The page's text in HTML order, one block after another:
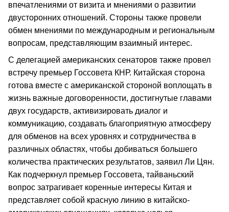
впечатлениями от визита и мнениями о развитии
двусторонних отношений. Стороны также провели
обмен мнениями по международным и региональным
вопросам, представляющим взаимный интерес.
С делегацией американских сенаторов также провел
встречу премьер Госсовета КНР. Китайская сторона
готова вместе с американской стороной воплощать в
жизнь важные договоренности, достигнутые главами
двух государств, активизировать диалог и
коммуникацию, создавать благоприятную атмосферу
для обменов на всех уровнях и сотрудничества в
различных областях, чтобы добиваться большего
количества практических результатов, заявил Ли Цян.
Как подчеркнул премьер Госсовета, тайваньский
вопрос затрагивает коренные интересы Китая и
представляет собой красную линию в китайско-